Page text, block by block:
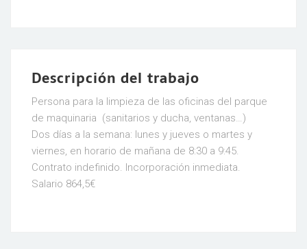
Descripción del trabajo
Persona para la limpieza de las oficinas del parque
de maquinaria (sanitarios y ducha, ventanas…)
Dos días a la semana: lunes y jueves o martes y
viernes, en horario de mañana de 8:30 a 9:45.
Contrato indefinido. Incorporación inmediata.
Salario 864,5€